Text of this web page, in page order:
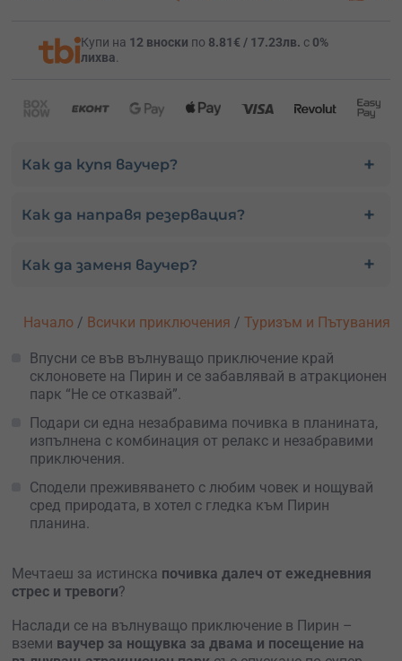
Купи на 12 вноски по 8.81€ / 17.23лв. с 0%
лихва.
Как да купя ваучер?
Как да направя резервация?
Как да заменя ваучер?
Начало / Всички приключения / Туризъм и Пътувания
Впусни се във вълнуващо приключение край
склоновете на Пирин и се забавлявай в атракционен
парк “Не се отказвай”.
Подари си една незабравима почивка в планината,
изпълнена с комбинация от релакс и незабравими
приключения.
Сподели преживяването с любим човек и нощувай
сред природата, в хотел с гледка към Пирин
планина.
Мечтаеш за истинска почивка далеч от ежедневния
стрес и тревоги?
Наслади се на вълнуващо приключение в Пирин –
вземи ваучер за нощувка за двама и посещение на